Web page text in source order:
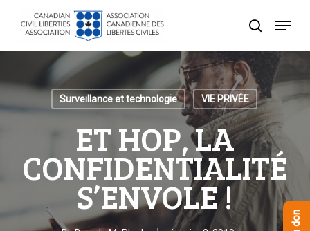
recherche
Menu
Surveillance et technologie VIE PRIVÉE
ET HOP, LA
CONFIDENTIALITÉ
S’ENVOLE !
Menu